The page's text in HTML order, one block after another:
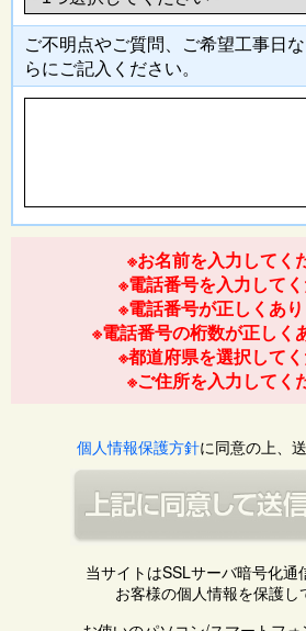
ご不明点やご質問、ご希望工事日
らにご記入 ください。
※お名前を入力してく
※電話番号を入力してく
※電話番号が正しくあり
※電話番号の桁数が正しく
※都道府県を選択してく
※ご住所を入力してく
個人情報保護方針に同意の上、
当サイトはSSLサーバ暗号化通
お客様の個人情報を保護し